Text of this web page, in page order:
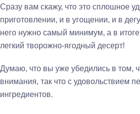
Сразу вам скажу, что это сплошное
приготовлении, и в угощении, и в
него нужно самый минимум, а в
легкий творожно-ягодный десерт!
Думаю, что вы уже убедились в том,
внимания, так что с удовольствием
ингредиентов.